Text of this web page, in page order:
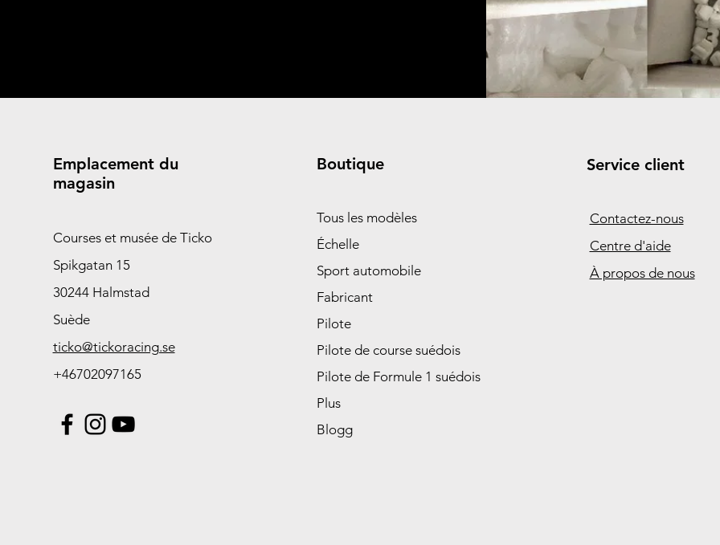
Emplacement du
magasin
Courses et musée de Ticko
Spikgatan 15
30244 Halmstad
Suède
ticko@tickoracing.se
+46702097165
Boutique
Tous les modèles
Échelle
Sport automobile
Fabricant
Pilote
Pilote de course suédois
Pilote de Formule 1 suédois
Plus
Blogg
Service client
Contactez-nous
Centre d'aide
À propos de nous